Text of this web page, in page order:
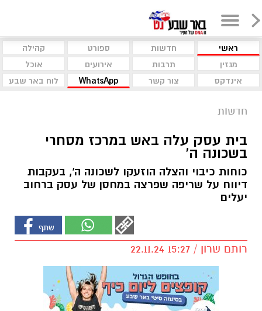
ראשי חדשות ספורט
קהילה
מגזין
תרבות אירועים
אוכל
אינדקס
צור קשר WhatsApp לוח באר שבע
חדשות
בית עסק עלה באש במרכז מסחרי
בשכונה ה'
כוחות כיבוי והצלה הוזעקו לשכונה ה', בעקבות
דיווח על שריפה שפרצה במחסן של עסק ברחוב
יעלים
רותם שרון / 15:27 22.11.24